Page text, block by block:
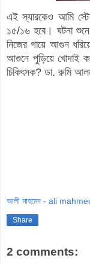
এই স্যারকেও আমি
১৫/১৬ হবে। ঘটনা
নিজের গায়ে আগুন
আগুনে পুড়িয়ে খোদাই
চিকিৎসক? ডা. রুমি
আলী মাহমেদ - ali
Share
2 comments: